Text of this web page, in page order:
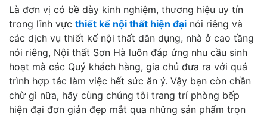
Là đơn vị có bề dày kinh nghiệm, thương hiệu uy tín
trong lĩnh vực thiết kế nội thất hiện đại nói riêng và
các dịch vụ thiết kế nội thất dân dụng, nhà ở cao tầng
nói riêng, Nội thất Sơn Hà luôn đáp ứng nhu cầu sinh
hoạt mà các Quý khách hàng, gia chủ đưa ra với quá
trình hợp tác làm việc hết sức ăn ý. Vậy bạn còn chần
chừ gì nữa, hãy cùng chúng tôi trang trí phòng bếp
hiện đại đơn giản đẹp mắt qua những sản phẩm trọn